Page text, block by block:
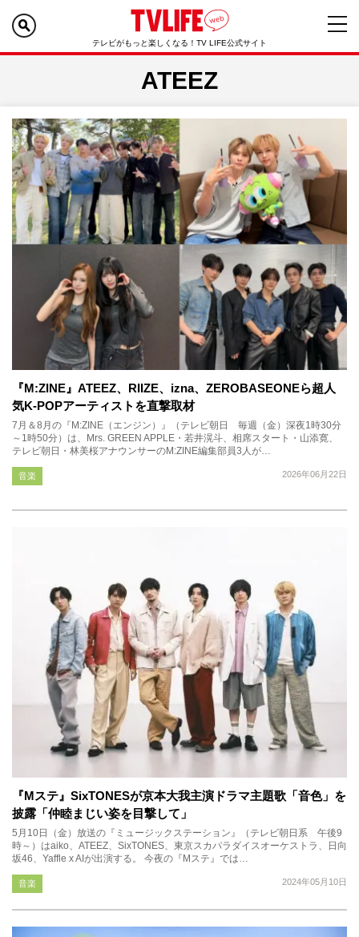
テレビがもっと楽しくなる！TV LIFE公式サイト
ATEEZ
『M:ZINE』ATEEZ、RIIZE、izna、ZEROBASEONEら超人
気K-POPアーティストを直撃取材
7月＆8月の『M:ZINE（エンジン）』（テレビ朝日 毎週（金）深夜1時30分
～1時50分）は、Mrs. GREEN APPLE・若井滉斗、相席スタート・山添寛、
テレビ朝日・林美桜アナウンサーのM:ZINE編集部員3人が…
2026年06月22日
音楽
『Mステ』SixTONESが京本大我主演ドラマ主題歌「音色」を
披露「仲睦まじい姿を目撃して」
5月10日（金）放送の『ミュージックステーション』（テレビ朝日系 午後9
時～）はaiko、ATEEZ、SixTONES、東京スカパラダイスオーケストラ、日向
坂46、Yaffle x AIが出演する。 今夜の『Mステ』では…
2024年05月10日
音楽